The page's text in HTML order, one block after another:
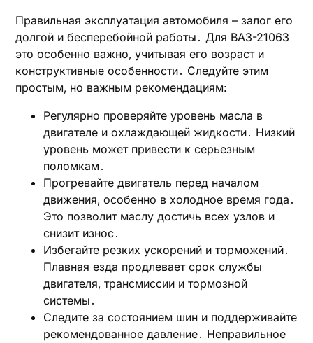
Правильная эксплуатация автомобиля – залог его
долгой и бесперебойной работы․ Для ВАЗ-21063
это особенно важно‚ учитывая его возраст и
конструктивные особенности․ Следуйте этим
простым‚ но важным рекомендациям:
Регулярно проверяйте уровень масла в
двигателе и охлаждающей жидкости․ Низкий
уровень может привести к серьезным
поломкам․
Прогревайте двигатель перед началом
движения‚ особенно в холодное время года․
Это позволит маслу достичь всех узлов и
снизит износ․
Избегайте резких ускорений и торможений․
Плавная езда продлевает срок службы
двигателя‚ трансмиссии и тормозной
системы․
Следите за состоянием шин и поддерживайте
рекомендованное давление․ Неправильное